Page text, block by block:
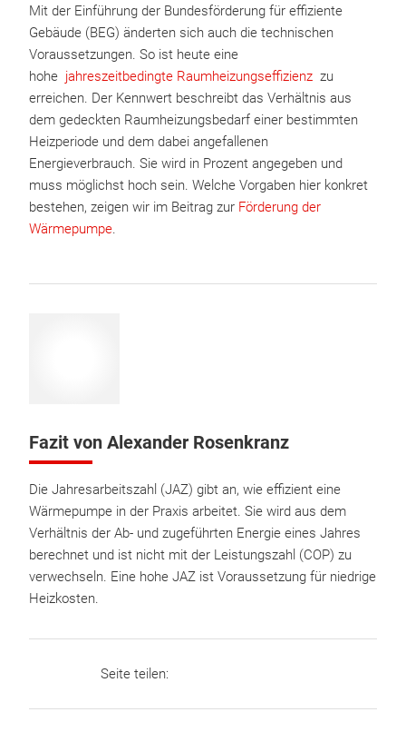
Mit der Einführung der Bundesförderung für effiziente
Gebäude (BEG) änderten sich auch die technischen
Voraussetzungen. So ist heute eine
hohe jahreszeitbedingte Raumheizungseffizienz zu
erreichen. Der Kennwert beschreibt das Verhältnis aus
dem gedeckten Raumheizungsbedarf einer bestimmten
Heizperiode und dem dabei angefallenen
Energieverbrauch. Sie wird in Prozent angegeben und
muss möglichst hoch sein. Welche Vorgaben hier konkret
bestehen, zeigen wir im Beitrag zur Förderung der
Wärmepumpe.
Fazit von Alexander Rosenkranz
Die Jahresarbeitszahl (JAZ) gibt an, wie effizient eine
Wärmepumpe in der Praxis arbeitet. Sie wird aus dem
Verhältnis der Ab- und zugeführten Energie eines Jahres
berechnet und ist nicht mit der Leistungszahl (COP) zu
verwechseln. Eine hohe JAZ ist Voraussetzung für niedrige
Heizkosten.
Seite teilen: